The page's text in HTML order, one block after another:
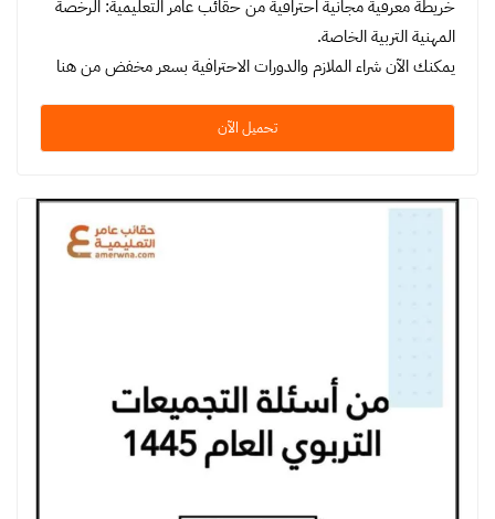
خريطة معرفية مجانية احترافية من حقائب عامر التعليمية: الرخصة
المهنية التربية الخاصة.
يمكنك الآن شراء الملازم والدورات الاحترافية بسعر مخفض من هنا
تحميل الآن